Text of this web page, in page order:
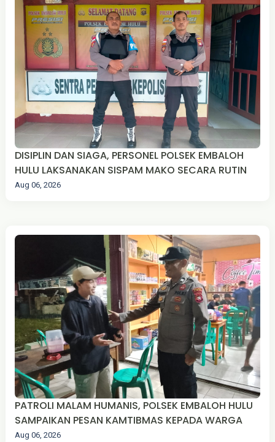
DISIPLIN DAN SIAGA, PERSONEL POLSEK EMBALOH
HULU LAKSANAKAN SISPAM MAKO SECARA RUTIN
Aug 06, 2026
PATROLI MALAM HUMANIS, POLSEK EMBALOH HULU
SAMPAIKAN PESAN KAMTIBMAS KEPADA WARGA
Aug 06, 2026